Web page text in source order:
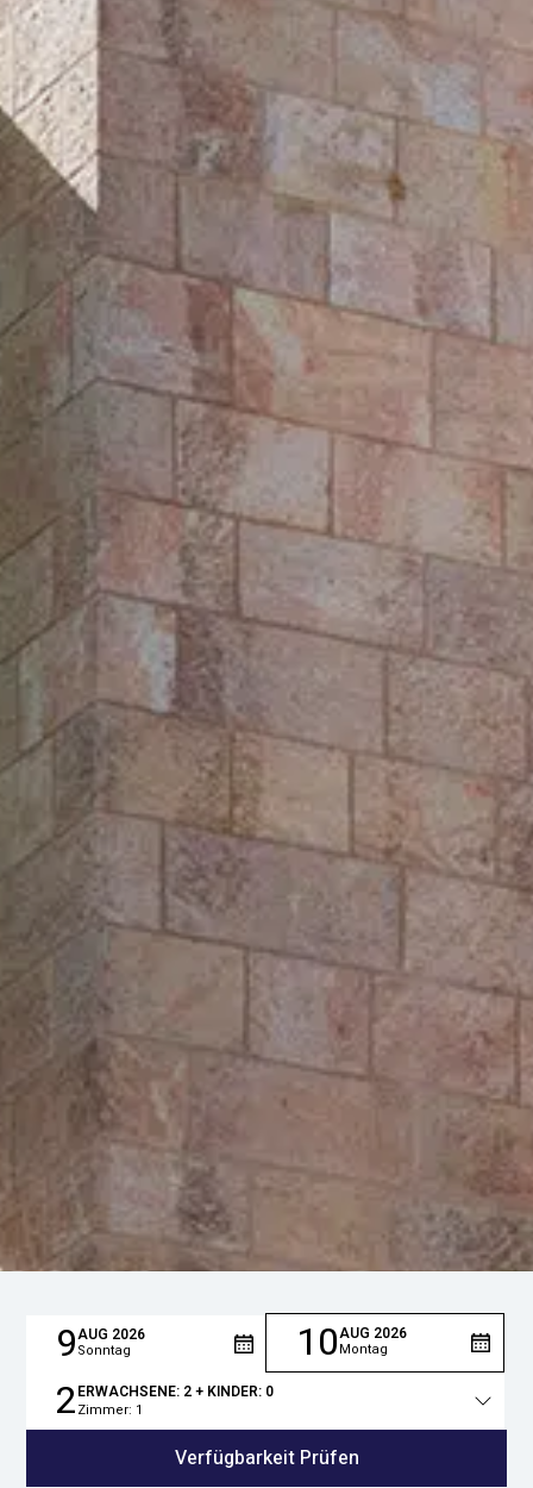
9AUG 2026
Sonntag 10AUG 2026
Montag
Gesamtzahl
2ERWACHSENE: 2+ KINDER: 0
Zimmer: 1
Verfügbarkeit Prüfen